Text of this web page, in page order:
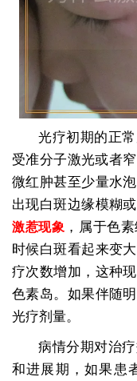
光疗初期的正
受准分子激光或者
微红肿甚至少量水
出现白斑边缘模糊
激惹现象 ，属于色
时候白斑看起来变
疗次数增加，这种
色素岛。如果伴随
光疗剂量。
病情分期对治
和进展期，如果患